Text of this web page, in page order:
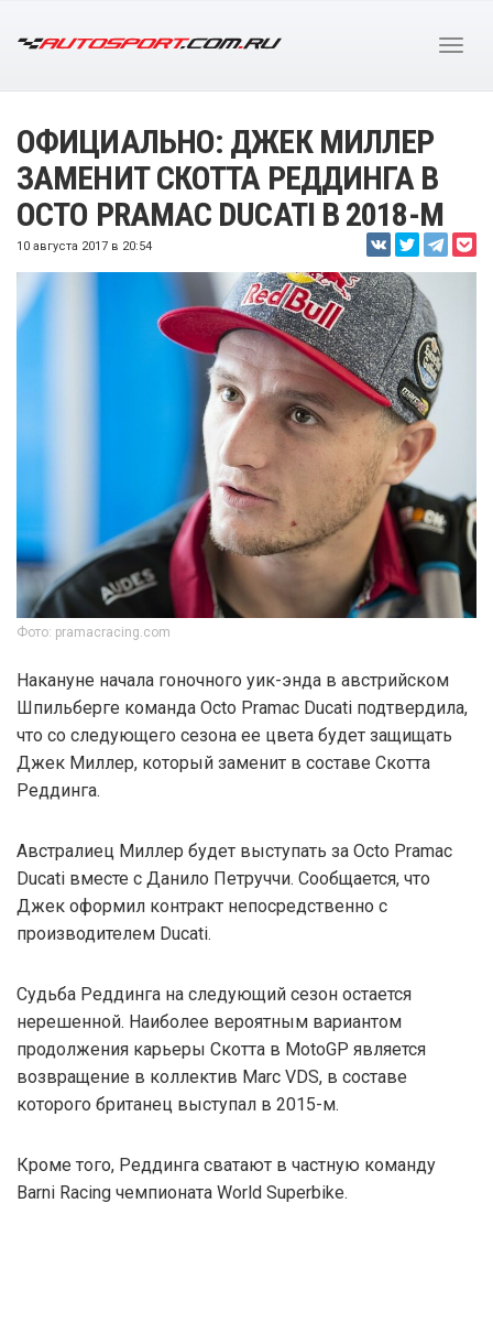
ОФИЦИАЛЬНО: ДЖЕК МИЛЛЕР
ЗАМЕНИТ СКОТТА РЕДДИНГА В
OCTO PRAMAC DUCATI В 2018-М
10 августа 2017 в 20:54
Фото: pramacracing.com
Накануне начала гоночного уик-энда в австрийском
Шпильберге команда Octo Pramac Ducati подтвердила,
что со следующего сезона ее цвета будет защищать
Джек Миллер, который заменит в составе Скотта
Реддинга.
Австралиец Миллер будет выступать за Octo Pramac
Ducati вместе с Данило Петруччи. Сообщается, что
Джек оформил контракт непосредственно с
производителем Ducati.
Судьба Реддинга на следующий сезон остается
нерешенной. Наиболее вероятным вариантом
продолжения карьеры Скотта в MotoGP является
возвращение в коллектив Marc VDS, в составе
которого британец выступал в 2015-м.
Кроме того, Реддинга сватают в частную команду
Barni Racing чемпионата World Superbike.